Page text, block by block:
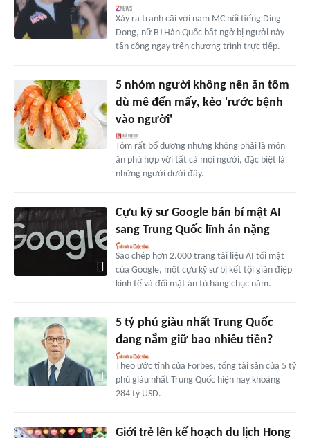
Xảy ra tranh cãi với nam MC nổi tiếng Ding
Dong, nữ BJ Hàn Quốc bất ngờ bị người này
tấn công ngay trên chương trình trực tiếp.
5 nhóm người không nên ăn tôm
dù mê đến mấy, kẻo 'rước bệnh
vào người'
Tôm rất bổ dưỡng nhưng không phải là món
ăn phù hợp với tất cả mọi người, đặc biệt là
những người dưới đây.
Cựu kỹ sư Google bán bí mật AI
sang Trung Quốc lĩnh án nặng
Sao chép hơn 2.000 trang tài liệu AI tối mật
của Google, một cựu kỹ sư bị kết tội gián điệp
kinh tế và đối mặt án tù hàng chục năm.
5 tỷ phú giàu nhất Trung Quốc
đang nắm giữ bao nhiêu tiền?
Theo ước tính của Forbes, tổng tài sản của 5 tỷ
phú giàu nhất Trung Quốc hiện nay khoảng
284 tỷ USD.
Giới trẻ lên kế hoạch du lịch Hong